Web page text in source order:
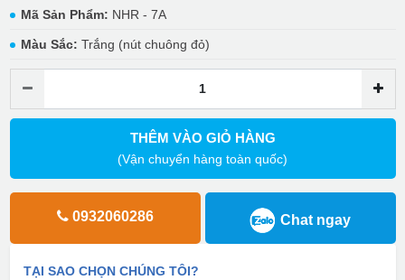
Mã Sản Phẩm: NHR - 7A
Màu Sắc: Trắng (nút chuông đỏ)
THÊM VÀO GIỎ HÀNG
(Vận chuyển hàng toàn quốc)
0932060286 Chat ngay
TẠI SAO CHỌN CHÚNG TÔI?